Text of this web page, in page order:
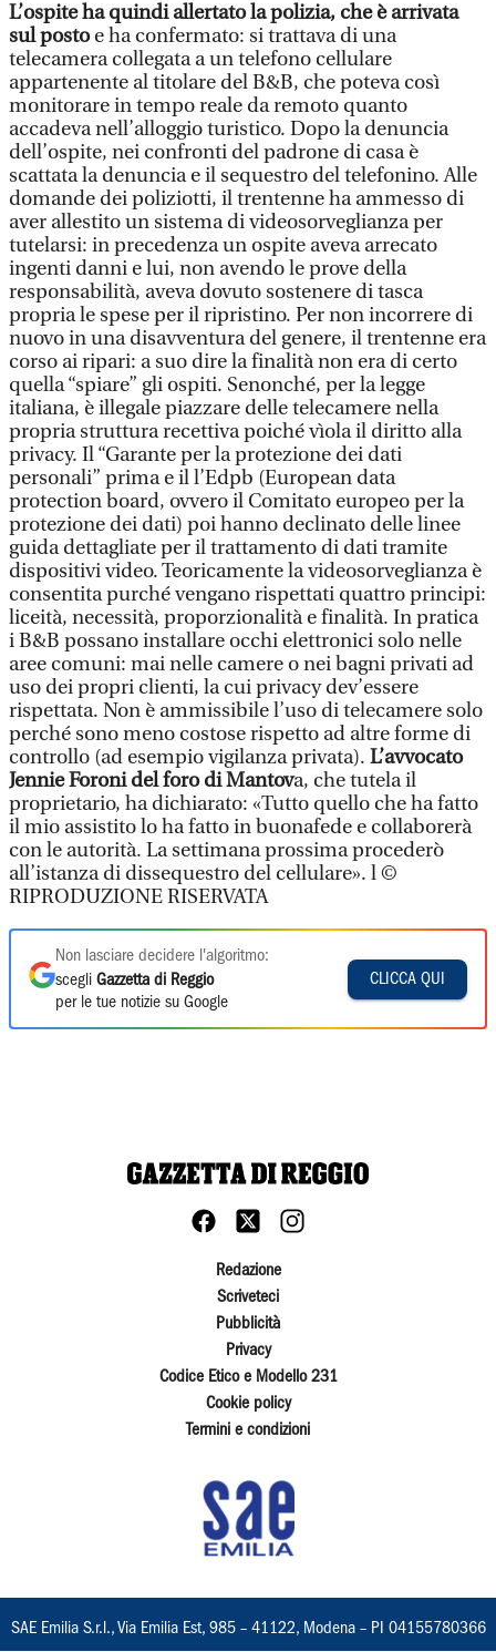
L’ospite ha quindi allertato la polizia, che è arrivata
sul postoe ha confermato: si trattava di una
telecamera collegata a un telefono cellulare
appartenente al titolare del B&B, che poteva così
monitorare in tempo reale da remoto quanto
accadeva nell’alloggio turistico. Dopo la denuncia
dell’ospite, nei confronti del padrone di casa è
scattata la denuncia e il sequestro del telefonino. Alle
domande dei poliziotti, il trentenne ha ammesso di
aver allestito un sistema di videosorveglianza per
tutelarsi: in precedenza un ospite aveva arrecato
ingenti danni e lui, non avendo le prove della
responsabilità, aveva dovuto sostenere di tasca
propria le spese per il ripristino. Per non incorrere di
nuovo in una disavventura del genere, il trentenne era
corso ai ripari: a suo dire la finalità non era di certo
quella “spiare” gli ospiti. Senonché, per la legge
italiana, è illegale piazzare delle telecamere nella
propria struttura recettiva poiché vìola il diritto alla
privacy. Il “Garante per la protezione dei dati
personali” prima e il l’Edpb (European data
protection board, ovvero il Comitato europeo per la
protezione dei dati) poi hanno declinato delle linee
guida dettagliate per il trattamento di dati tramite
dispositivi video. Teoricamente la videosorveglianza è
consentita purché vengano rispettati quattro principi:
liceità, necessità, proporzionalità e finalità. In pratica
i B&B possano installare occhi elettronici solo nelle
aree comuni: mai nelle camere o nei bagni privati ad
uso dei propri clienti, la cui privacy dev’essere
rispettata. Non è ammissibile l’uso di telecamere solo
perché sono meno costose rispetto ad altre forme di
controllo (ad esempio vigilanza privata). L’avvocato
Jennie Foroni del foro di Mantova, che tutela il
proprietario, ha dichiarato: «Tutto quello che ha fatto
il mio assistito lo ha fatto in buonafede e collaborerà
con le autorità. La settimana prossima procederò
all’istanza di dissequestro del cellulare». l ©
RIPRODUZIONE RISERVATA
Non lasciare decidere l'algoritmo:
scegli Gazzetta di Reggio
per le tue notizie su Google
CLICCA QUI
Redazione
Scriveteci
Pubblicità
Privacy
Codice Etico e Modello 231
Cookie policy
Termini e condizioni
SAE Emilia S.r.l., Via Emilia Est, 985 – 41122, Modena – PI 04155780366